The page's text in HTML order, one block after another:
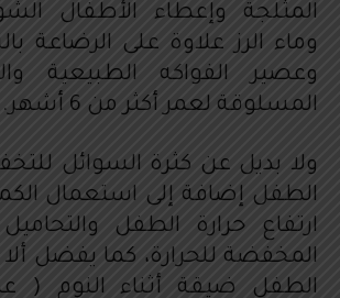
المثلجة وإعطاء الأطفال
وماء الرز علاوة على الرضاعة
وعصير الفواكه الطبيعية
المسلوقة لعمر أكثر من 6 أشهر.
ولا بديل عن كثرة السوائل
الطفل إضافة إلى استعمال
ارتفاع حرارة الطفل
المخفضة للحرارة، كما يفضل
الطفل ضيقة أثناء النوم (